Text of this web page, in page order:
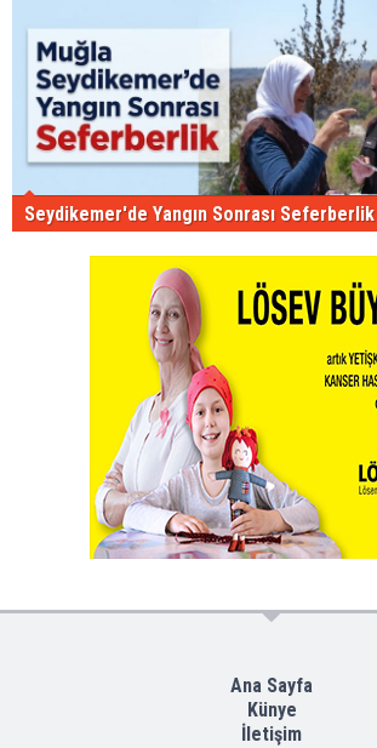
Seydikemer'de Yangın Sonrası Seferberlik
Ana Sayfa
Künye
İletişim